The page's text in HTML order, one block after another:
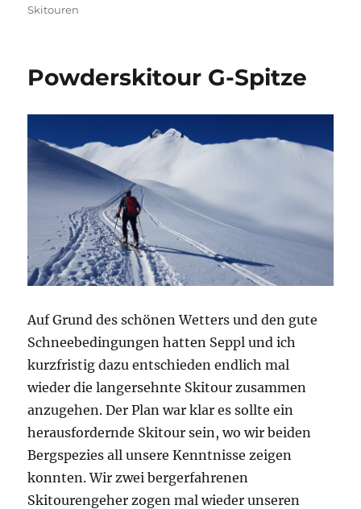
am
Skitouren
Powderskitour G-Spitze
Auf Grund des schönen Wetters und den gute
Schneebedingungen hatten Seppl und ich
kurzfristig dazu entschieden endlich mal
wieder die langersehnte Skitour zusammen
anzugehen. Der Plan war klar es sollte ein
herausfordernde Skitour sein, wo wir beiden
Bergspezies all unsere Kenntnisse zeigen
konnten. Wir zwei bergerfahrenen
Skitourengeher zogen mal wieder unseren